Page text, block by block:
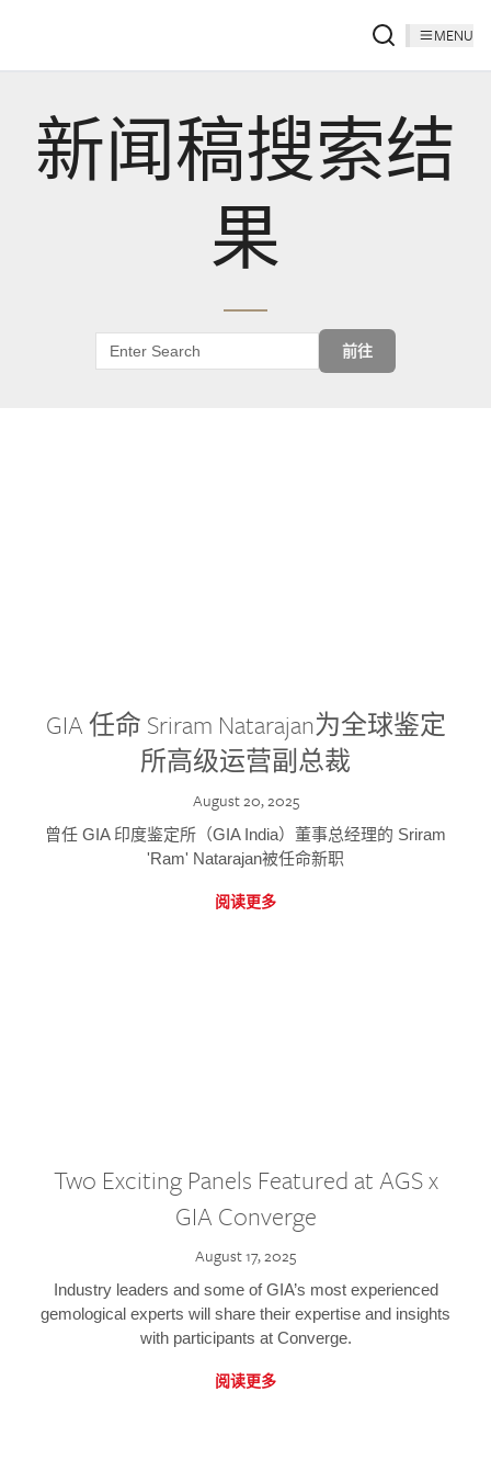
MENU
新闻稿搜索结
果
前往
GIA 任命 Sriram Natarajan为全球鉴定
所高级运营副总裁
August 20, 2025
曾任 GIA 印度鉴定所（GIA India）董事总经理的 Sriram
'Ram' Natarajan被任命新职
阅读更多
Two Exciting Panels Featured at AGS x
GIA Converge
August 17, 2025
Industry leaders and some of GIA’s most experienced
gemological experts will share their expertise and insights
with participants at Converge.
阅读更多